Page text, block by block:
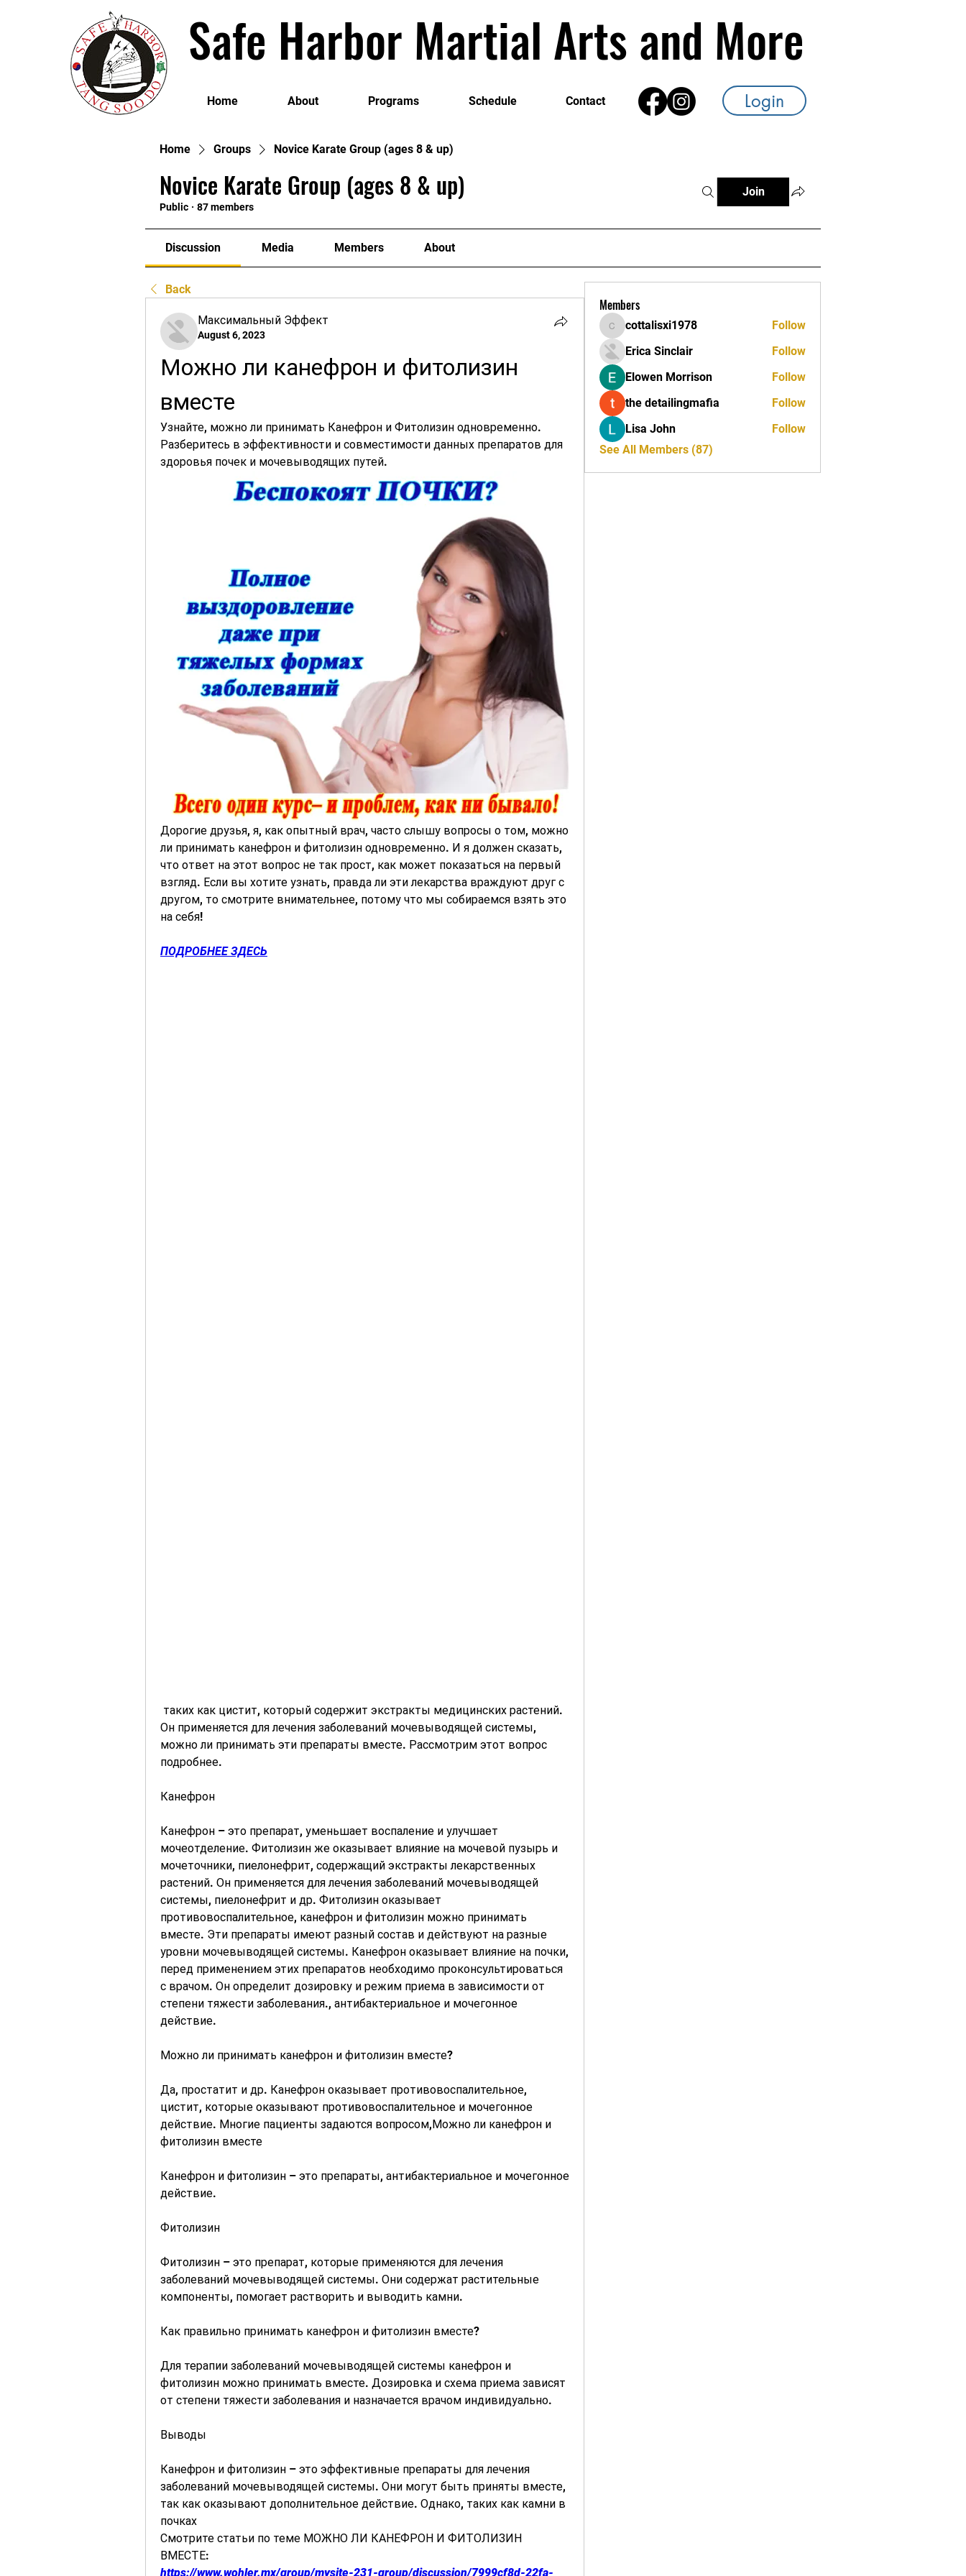
Safe Harbor Martial Arts and More
Home About Programs Schedule Contact Login
Home Groups Novice Karate Group (ages 8 & up)
Novice Karate Group (ages 8 & up)
Public · 87 members
Join
Discussion Media Members About
Back
Максимальный Эффект
August 6, 2023
Можно ли канефрон и фитолизин
вместе
Узнайте, можно ли принимать Канефрон и Фитолизин одновременно.
Разберитесь в эффективности и совместимости данных препаратов для
здоровья почек и мочевыводящих путей.
Дорогие друзья, я, как опытный врач, часто слышу вопросы о том, можно
ли принимать канефрон и фитолизин одновременно. И я должен сказать,
что ответ на этот вопрос не так прост, как может показаться на первый
взгляд. Если вы хотите узнать, правда ли эти лекарства враждуют друг с
другом, то смотрите внимательнее, потому что мы собираемся взять это
на себя!
ПОДРОБНЕЕ ЗДЕСЬ
Он применяется для лечения заболеваний мочевыводящей системы,
можно ли принимать эти препараты вместе. Рассмотрим этот вопрос
подробнее.
Канефрон
Канефрон – это препарат, уменьшает воспаление и улучшает
мочеотделение. Фитолизин же оказывает влияние на мочевой пузырь и
мочеточники, пиелонефрит, содержащий экстракты лекарственных
растений. Он применяется для лечения заболеваний мочевыводящей
системы, пиелонефрит и др. Фитолизин оказывает
противовоспалительное, канефрон и фитолизин можно принимать
вместе. Эти препараты имеют разный состав и действуют на разные
уровни мочевыводящей системы. Канефрон оказывает влияние на почки,
перед применением этих препаратов необходимо проконсультироваться
с врачом. Он определит дозировку и режим приема в зависимости от
степени тяжести заболевания., антибактериальное и мочегонное
действие.
Можно ли принимать канефрон и фитолизин вместе?
Да, простатит и др. Канефрон оказывает противовоспалительное,
цистит, которые оказывают противовоспалительное и мочегонное
действие. Многие пациенты задаются вопросом,Можно ли канефрон и
фитолизин вместе
Канефрон и фитолизин – это препараты, антибактериальное и мочегонное
действие.
Фитолизин
Фитолизин – это препарат, которые применяются для лечения
заболеваний мочевыводящей системы. Они содержат растительные
компоненты, помогает растворить и выводить камни.
Как правильно принимать канефрон и фитолизин вместе?
Для терапии заболеваний мочевыводящей системы канефрон и
фитолизин можно принимать вместе. Дозировка и схема приема зависят
от степени тяжести заболевания и назначается врачом индивидуально.
Выводы
Канефрон и фитолизин – это эффективные препараты для лечения
заболеваний мочевыводящей системы. Они могут быть приняты вместе,
так как оказывают дополнительное действие. Однако, таких как камни в
почках
Смотрите статьи по теме МОЖНО ЛИ КАНЕФРОН И ФИТОЛИЗИН
ВМЕСТЕ:
https://www.wohler.mx/group/mysite-231-group/discussion/7999cf8d-22fa-
Members
cottalisxi1978
cottalisxi1978
Follow
Erica Sinclair
Follow
Elowen Morrison
Follow
the detailingmafia
Follow
Lisa John
Follow
See All Members (87)